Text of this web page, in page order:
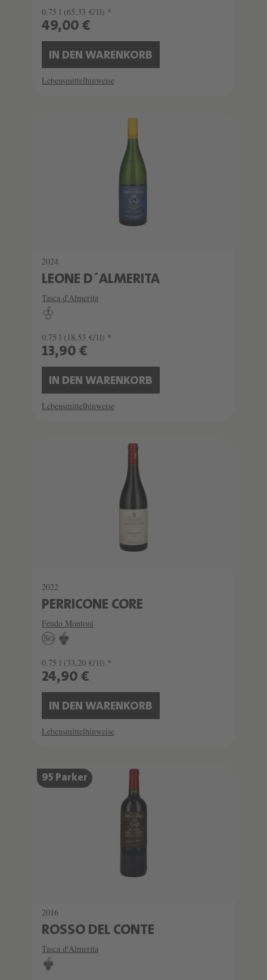
0.75 l (65,33 €/1l) *
49,00 €
IN DEN WARENKORB
Lebensmittelhinweise
2024
LEONE D´ALMERITA
Tasca d'Almerita
0.75 l (18,53 €/1l) *
13,90 €
IN DEN WARENKORB
Lebensmittelhinweise
2022
PERRICONE CORE
Feudo Montoni
0.75 l (33,20 €/1l) *
24,90 €
IN DEN WARENKORB
Lebensmittelhinweise
95 Parker
2016
ROSSO DEL CONTE
Tasca d'Almerita